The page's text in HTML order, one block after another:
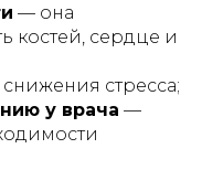
— она
костей, сердце и
стресса;
у врача —